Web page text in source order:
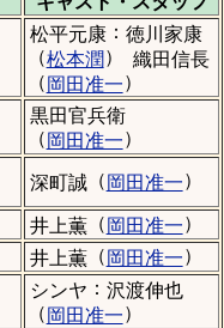
松平元康： 徳川家康
（松本潤）
織田信長
（ 岡田准一）
黒田官兵衛
（ 岡田准一）
深町誠 （ 岡田准一）
井上薫（ 岡田准一）
井上薫（ 岡田准一）
シンヤ ： 沢渡伸也
（ 岡田准一）